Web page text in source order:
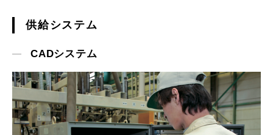
供給システム
CADシステム